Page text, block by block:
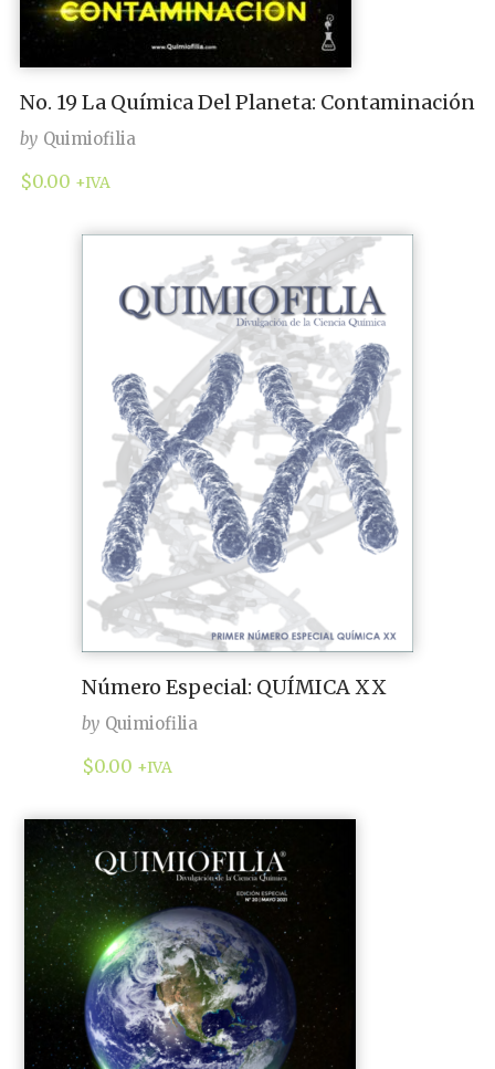
No. 19 La Química Del Planeta: Contaminación
by Quimiofilia
$0.00 +IVA
Número Especial: QUÍMICA XX
by Quimiofilia
$0.00 +IVA